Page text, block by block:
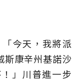
今天，我將派
斯康辛州基諾沙
」川普進一步